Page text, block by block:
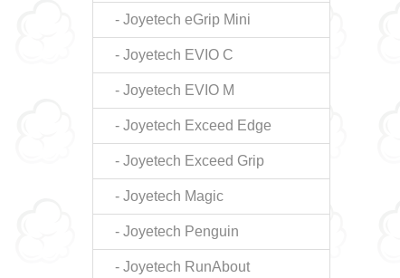
- Joyetech eGrip Mini
- Joyetech EVIO C
- Joyetech EVIO M
- Joyetech Exceed Edge
- Joyetech Exceed Grip
- Joyetech Magic
- Joyetech Penguin
- Joyetech RunAbout